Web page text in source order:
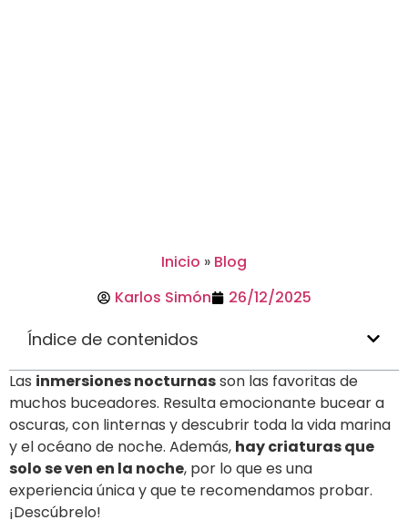
Inicio » Blog
Karlos Simón
26/12/2025
Índice de contenidos
Las inmersiones nocturnasson las favoritas de
muchos buceadores. Resulta emocionante bucear a
oscuras, con linternas y descubrir toda la vida marina
y el océano de noche. Además, hay criaturas que
solo se ven en la noche, por lo que es una
experiencia única y que te recomendamos probar.
¡Descúbrelo!